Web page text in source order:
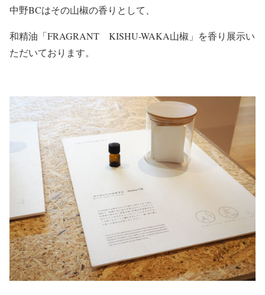
中野BCはその山椒の香りとして、
和精油「FRAGRANT KISHU-WAKA山椒」を香り展示い
ただいております。